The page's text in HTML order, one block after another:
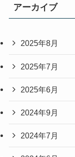
アーカイブ
2025年8月
2025年7月
2025年6月
2024年9月
2024年7月